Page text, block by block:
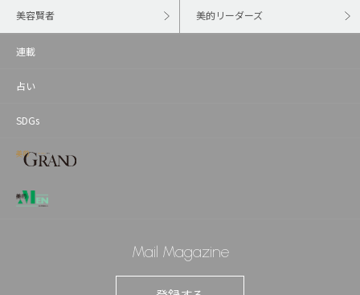
美容賢者 美的リーダーズ
連載
占い
SDGs
Mail Magazine